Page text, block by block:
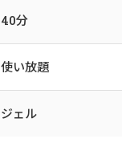
40分
使い放題
ジェル